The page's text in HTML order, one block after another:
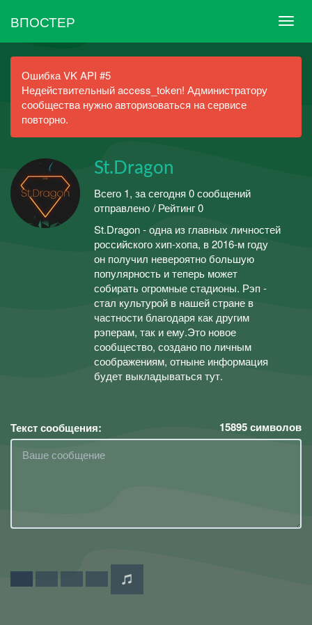
ВПОСТЕР
Ошибка VK API #5
Недействительный access_token! Администратору
сообщества нужно авторизоваться на сервисе
повторно.
St.Dragon
Всего 1, за сегодня 0 сообщений
отправлено / Рейтинг 0
St.Dragon - одна из главных личностей
российского хип-хопа, в 2016-м году
он получил невероятно большую
популярность и теперь может
собирать огромные стадионы. Рэп -
стал культурой в нашей стране в
частности благодаря как другим
рэперам, так и ему.Это новое
сообщество, создано по личным
соображениям, отныне информация
будет выкладываться тут.
Текст сообщения: 15895символов